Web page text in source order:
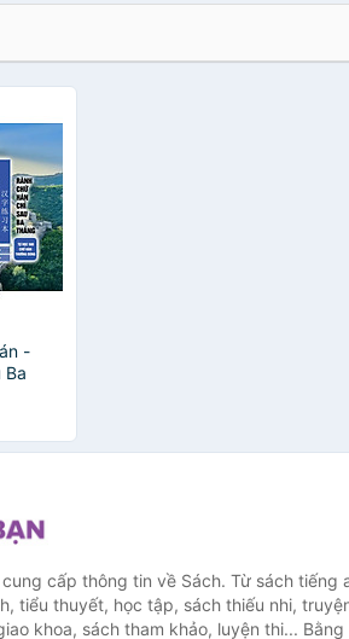
-
Ba
cấp thông tin về Sách. Từ sách tiếng
tiểu thuyết, học tập, sách thiếu nhi,
khoa, sách tham khảo, luyện thi... Bằng